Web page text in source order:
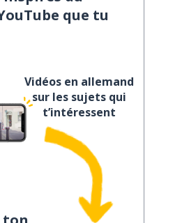
que tu
Vidéos en allemand
sur les sujets qui
t’intéressent